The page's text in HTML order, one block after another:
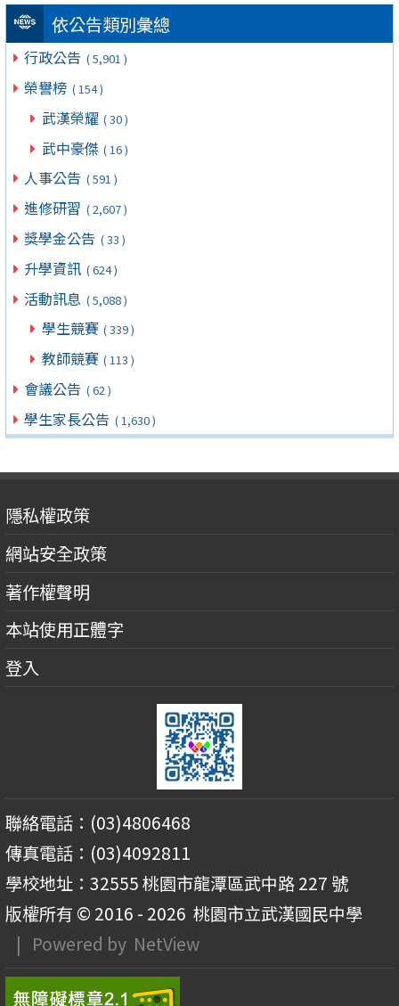
依公告類別彙總
行政公告 ( 5,901 )
榮譽榜 ( 154 )
武漢榮耀 ( 30 )
武中豪傑 ( 16 )
人事公告 ( 591 )
進修研習 ( 2,607 )
獎學金公告 ( 33 )
升學資訊 ( 624 )
活動訊息 ( 5,088 )
學生競賽 ( 339 )
教師競賽 ( 113 )
會議公告 ( 62 )
學生家長公告 ( 1,630 )
隱私權政策
網站安全政策
著作權聲明
本站使用正體字
登入
聯絡電話：(03)4806468
傳真電話：(03)4092811
學校地址：32555 桃園市龍潭區武中路 227 號
版權所有 © 2016 - 2026 桃園市立武漢國民中學
| Powered by NetView